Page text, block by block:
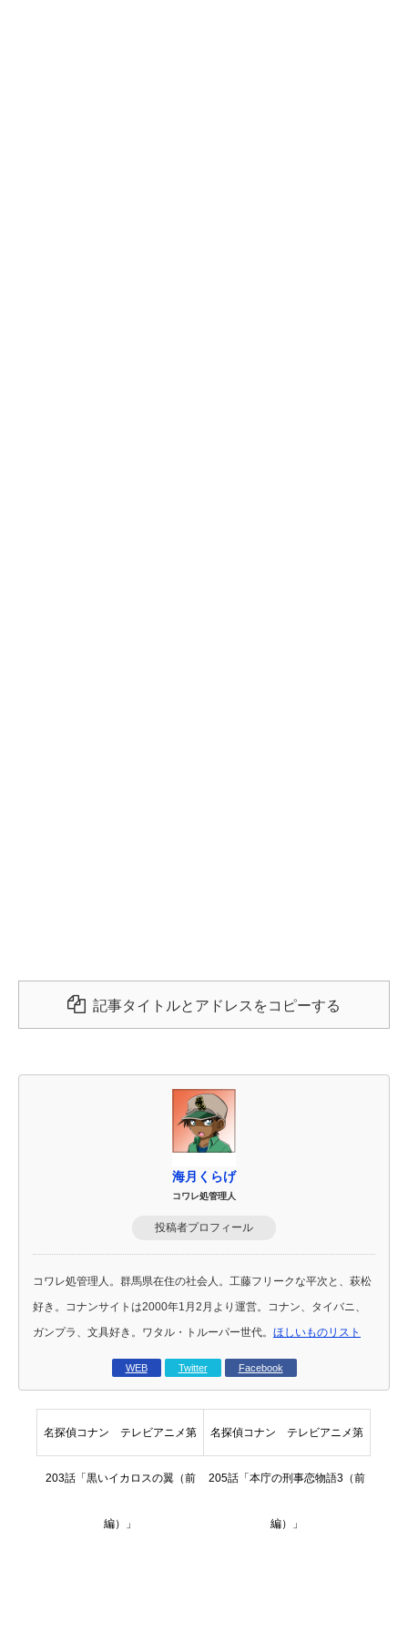
記事タイトルとアドレスをコピーする
海月くらげ
コワレ処管理人
投稿者プロフィール
コワレ処管理人。群馬県在住の社会人。工藤フリークな平次と、萩松
好き。コナンサイトは2000年1月2月より運営。コナン、タイバニ、
ガンプラ、文具好き。ワタル・トルーパー世代。 ほしいものリスト
WEB Twitter Facebook
名探偵コナン テレビアニメ第
203話「黒いイカロスの翼（前
編）」
名探偵コナン テレビアニメ第
205話「本庁の刑事恋物語3（前
編）」